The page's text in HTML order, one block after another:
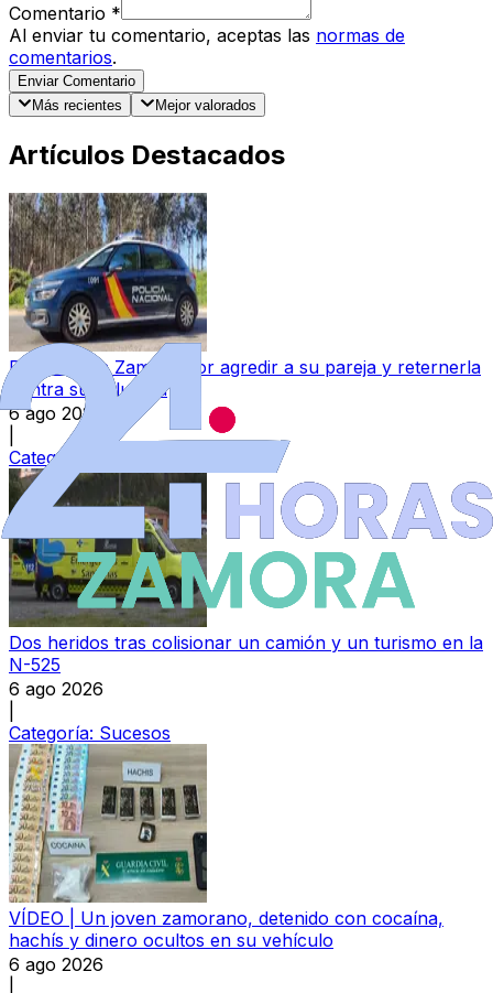
Comentario *
Al enviar tu comentario, aceptas las normas de
comentarios.
Enviar Comentario
Más recientes
Mejor valorados
Artículos Destacados
Detenido en Zamora por agredir a su pareja y reternerla
contra su voluntad
6 ago 2026
Categoría:
Dos heridos tras colisionar un camión y un turismo en la
N-525
6 ago 2026
Categoría: Sucesos
VÍDEO | Un joven zamorano, detenido con cocaína,
hachís y dinero ocultos en su vehículo
6 ago 2026